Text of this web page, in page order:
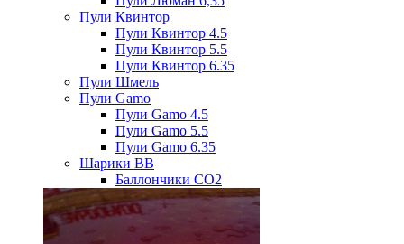
Пули Квинтор
Пули Квинтор 4.5
Пули Квинтор 5.5
Пули Квинтор 6.35
Пули Шмель
Пули Gamo
Пули Gamo 4.5
Пули Gamo 5.5
Пули Gamo 6.35
Шарики BB
Баллончики CO2